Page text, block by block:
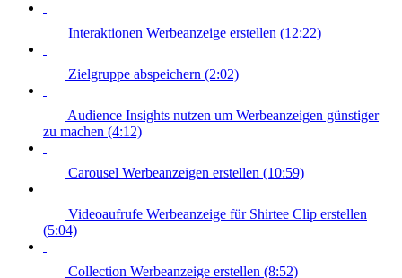
Interaktionen Werbeanzeige erstellen (12:22)
Zielgruppe abspeichern (2:02)
Audience Insights nutzen um Werbeanzeigen günstiger
zu machen (4:12)
Carousel Werbeanzeigen erstellen (10:59)
Videoaufrufe Werbeanzeige für Shirtee Clip erstellen
(5:04)
Collection Werbeanzeige erstellen (8:52)